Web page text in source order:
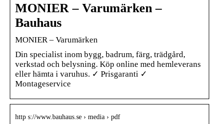
MONIER – Varumärken –
Bauhaus
MONIER – Varumärken
Din specialist inom bygg, badrum, färg, trädgård,
verkstad och belysning. Köp online med hemleverans
eller hämta i varuhus. ✓ Prisgaranti ✓
Montageservice
http s://www.bauhaus.se › media › pdf